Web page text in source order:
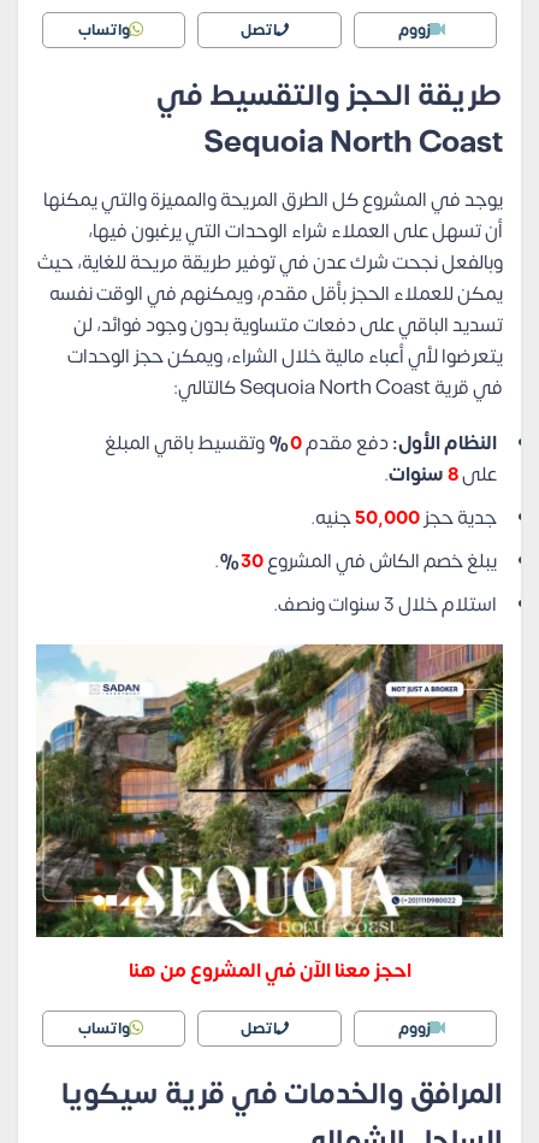
زووم اتصل واتساب
طريقة الحجز والتقسيط في
Sequoia North Coast
يوجد في المشروع كل الطرق المريحة والمميزة والتي يمكنها
أن تسهل على العملاء شراء الوحدات التي يرغبون فيها،
وبالفعل نجحت شرك عدن في توفير طريقة مريحة للغاية، حيث
يمكن للعملاء الحجز بأقل مقدم، ويمكنهم في الوقت نفسه
تسديد الباقي على دفعات متساوية بدون وجود فوائد، لن
يتعرضوا لأي أعباء مالية خلال الشراء، ويمكن حجز الوحدات
في قرية Sequoia North Coast كالتالي:
النظام الأول:دفع مقدم0
%وتقسيط باقي المبلغ
على
سنوات.
جدية حجز50,000جنيه.
يبلغ خصم الكاش في المشروع30
%
.
استلام خلال 3 سنوات ونصف.
احجز معنا الآن في المشروع من هنا
زووم اتصل واتساب
المرافق والخدمات في قرية سيكويا